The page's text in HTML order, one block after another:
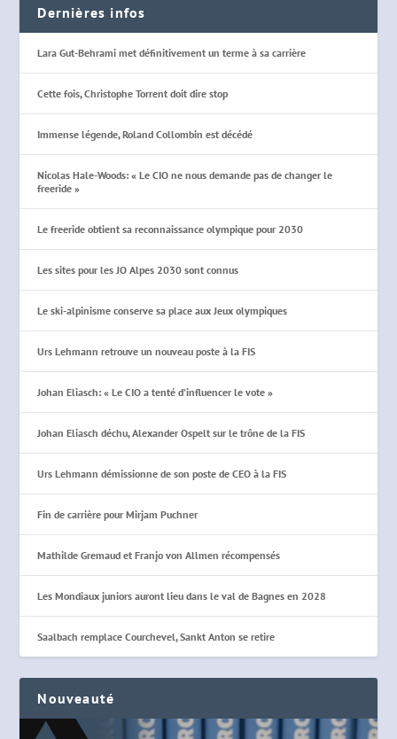
Dernières infos
Lara Gut-Behrami met définitivement un terme à sa carrière
Cette fois, Christophe Torrent doit dire stop
Immense légende, Roland Collombin est décédé
Nicolas Hale-Woods: « Le CIO ne nous demande pas de changer le
freeride »
Le freeride obtient sa reconnaissance olympique pour 2030
Les sites pour les JO Alpes 2030 sont connus
Le ski-alpinisme conserve sa place aux Jeux olympiques
Urs Lehmann retrouve un nouveau poste à la FIS
Johan Eliasch: « Le CIO a tenté d’influencer le vote »
Johan Eliasch déchu, Alexander Ospelt sur le trône de la FIS
Urs Lehmann démissionne de son poste de CEO à la FIS
Fin de carrière pour Mirjam Puchner
Mathilde Gremaud et Franjo von Allmen récompensés
Les Mondiaux juniors auront lieu dans le val de Bagnes en 2028
Saalbach remplace Courchevel, Sankt Anton se retire
Nouveauté